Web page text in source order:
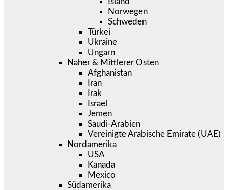
Norwegen
Schweden
Türkei
Ukraine
Ungarn
Naher & Mittlerer Osten
Afghanistan
Iran
Irak
Israel
Jemen
Saudi-Arabien
Vereinigte Arabische Emirate (UAE)
Nordamerika
USA
Kanada
Mexico
Südamerika